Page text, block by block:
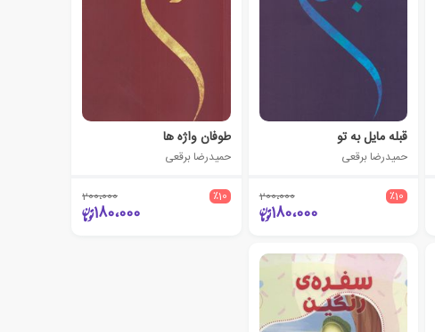
قبله مایل به تو
حمیدرضا برقعی
٪10 200،000
180،000
طوفان واژه ها
حمیدرضا برقعی
٪10 200،000
180،000